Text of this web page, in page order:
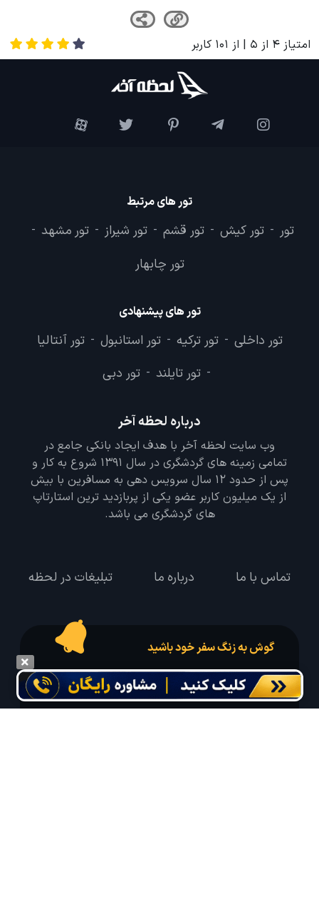
امتیاز 4 از 5 | از 101 کاربر
تور های مرتبط
تور - تور کیش - تور قشم - تور شیراز - تور مشهد -
تور چابهار
تور های پیشنهادی
تور داخلی - تور ترکیه - تور استانبول - تور آنتالیا
- تور تایلند - تور دبی
درباره لحظه آخر
وب سایت لحظه آخر با هدف ایجاد بانکی جامع در
تمامی زمینه های گردشگری در سال 1391 شروع به کار و
پس از حدود 12 سال سرویس دهی به مسافرین با بیش
از یک میلیون کاربر عضو یکی از پربازدید ترین استارتاپ
های گردشگری می باشد.
تماس با ما درباره ما تبلیغات در لحظه
گوش به زنگ سفر خود باشید
درخواست سفر خود را در مدت زمان دلخواه ثبت و پیامک بهترین آفر مربوط به تور
درخواستی خود را دریافت نمایید